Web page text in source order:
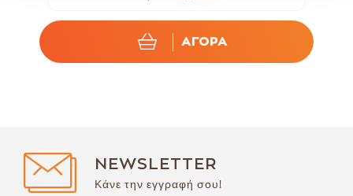
ΑΓΟΡΑ
NEWSLETTER
Κάνε την εγγραφή σου!